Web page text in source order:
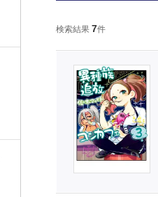
検索結果 7件